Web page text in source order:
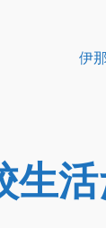
伊
生